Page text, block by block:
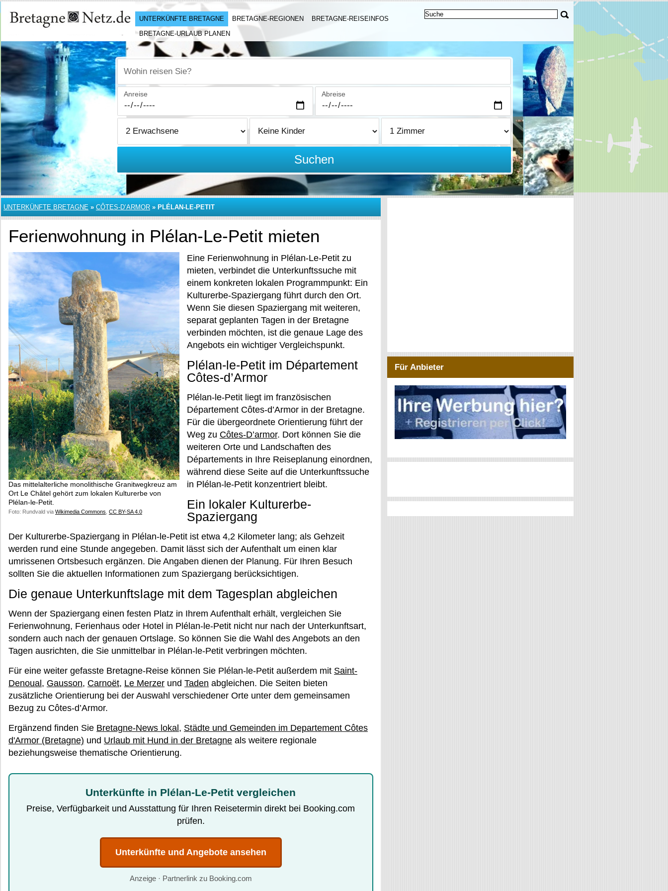
UNTERKÜNFTE BRETAGNE BRETAGNE-REGIONEN
BRETAGNE-REISEINFOS
BRETAGNE-URLAUB PLANEN
Wohin reisen Sie?
Anreise Abreise
Suchen
UNTERKÜNFTE BRETAGNE » CÔTES-D’ARMOR » PLÉLAN-LE-PETIT
Ferienwohnung in Plélan-Le-Petit mieten
Das mittelalterliche monolithische Granitwegkreuz am
Ort Le Châtel gehört zum lokalen Kulturerbe von
Plélan-le-Petit.
Foto: Rundvald via Wikimedia Commons CC BY-SA 4.0
Eine Ferienwohnung in Plélan-Le-Petit zu
mieten, verbindet die Unterkunftssuche mit
einem konkreten lokalen Programmpunkt: Ein
Kulturerbe-Spaziergang führt durch den Ort.
Wenn Sie diesen Spaziergang mit weiteren,
separat geplanten Tagen in der Bretagne
verbinden möchten, ist die genaue Lage des
Angebots ein wichtiger Vergleichspunkt.
Plélan-le-Petit im Département
Côtes-d’Armor
Plélan-le-Petit liegt im französischen
Département Côtes-d’Armor in der Bretagne.
Für die übergeordnete Orientierung führt der
Weg zu Côtes-D’armor. Dort können Sie die
weiteren Orte und Landschaften des
Départements in Ihre Reiseplanung einordnen,
während diese Seite auf die Unterkunftssuche
in Plélan-le-Petit konzentriert bleibt.
Ein lokaler Kulturerbe-
Spaziergang
Der Kulturerbe-Spaziergang in Plélan-le-Petit ist etwa 4,2 Kilometer lang; als Gehzeit
werden rund eine Stunde angegeben. Damit lässt sich der Aufenthalt um einen klar
umrissenen Ortsbesuch ergänzen. Die Angaben dienen der Planung. Für Ihren Besuch
sollten Sie die aktuellen Informationen zum Spaziergang berücksichtigen.
Die genaue Unterkunftslage mit dem Tagesplan abgleichen
Wenn der Spaziergang einen festen Platz in Ihrem Aufenthalt erhält, vergleichen Sie
Ferienwohnung, Ferienhaus oder Hotel in Plélan-le-Petit nicht nur nach der Unterkunftsart,
sondern auch nach der genauen Ortslage. So können Sie die Wahl des Angebots an den
Tagen ausrichten, die Sie unmittelbar in Plélan-le-Petit verbringen möchten.
Für eine weiter gefasste Bretagne-Reise können Sie Plélan-le-Petit außerdem mit Saint-
Denoual , Gausson, Carnoët, Le Merzer und Taden abgleichen. Die Seiten bieten
zusätzliche Orientierung bei der Auswahl verschiedener Orte unter dem gemeinsamen
Bezug zu Côtes-d’Armor.
Ergänzend finden Sie Bretagne-News lokal , Städte und Gemeinden im Departement Côtes
d'Armor (Bretagne) und Urlaub mit Hund in der Bretagne als weitere regionale
beziehungsweise thematische Orientierung.
Unterkünfte in Plélan-Le-Petit vergleichen
Preise, Verfügbarkeit und Ausstattung für Ihren Reisetermin direkt bei Booking.com
prüfen.
Unterkünfte und Angebote ansehen
Anzeige · Partnerlink zu Booking.com
Für Anbieter